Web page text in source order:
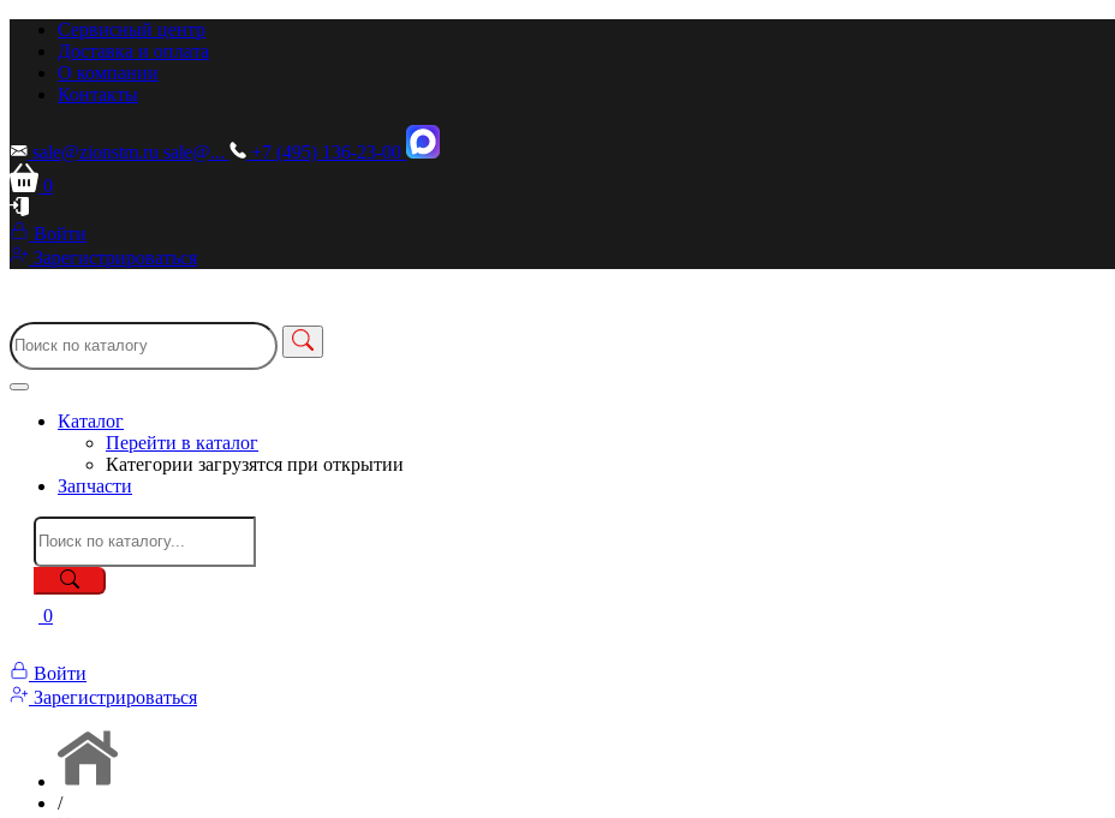
Сервисный центр
Доставка и оплата
О компании
Контакты
sale@zionstm.ru sale@...
+7 (495) 136-23-00
0
Войти
Зарегистрироваться
Каталог
Перейти в каталог
Категории загрузятся при открытии
Запчасти
0
Войти
Зарегистрироваться
/